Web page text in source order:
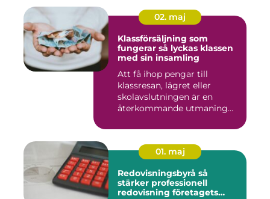
02. maj
Klassförsäljning som
fungerar så lyckas klassen
med sin insamling
Att få ihop pengar till
klassresan, lägret eller
skolavslutningen är en
återkommande utmaning
01. maj
Redovisningsbyrå så
stärker professionell
redovisning företagets